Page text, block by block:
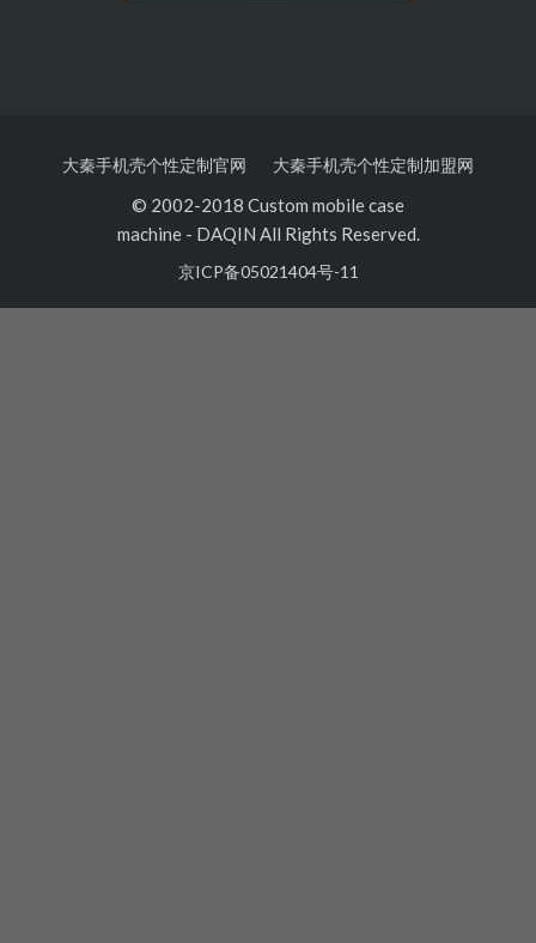
大秦手机壳个性定制官网 大秦手机壳个性定制加盟网
© 2002-2018 Custom mobile case
machine- DAQIN All Rights Reserved.
京ICP备05021404号-11